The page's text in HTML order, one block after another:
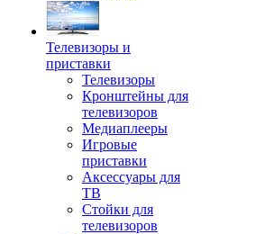
Телевизоры и
приставки
Телевизоры
Кронштейны для
телевизоров
Медиаплееры
Игровые
приставки
Аксессуары для
ТВ
Стойки для
телевизоров